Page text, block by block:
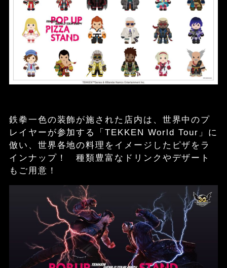
鉄拳一色の装飾が施された店内は、世界中のプ
レイヤーが参加する「TEKKEN World Tour」に
倣い、世界各地の料理をイメージしたピザをラ
インナップ！ 種類豊富なドリンクやデザート
もご用意！